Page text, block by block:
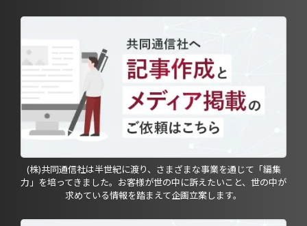
(株)共同通信社は半世紀に渡り、さまざまな事業を通じて「編集
力」を培ってきました。お客様が世の中に訴えたいこと、世の中が
求めている情報を踏まえて企画立案します。